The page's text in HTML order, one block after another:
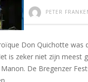
PETER
Don Quichotte was
is zeker niet zijn meest
De Bregenzer